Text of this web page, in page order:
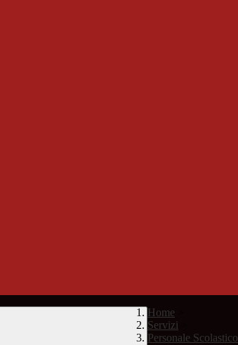
Home
Servizi
Personale Scolastico